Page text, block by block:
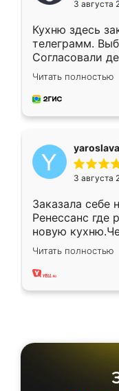
3 августа
Кухню здесь
телеграмм.
Согласовали
недели кухня
довольны
мебель за
Читать полностью
3 августа
Заказала себе
Ренессанс где
новую
вполне
два года,
Читать полностью